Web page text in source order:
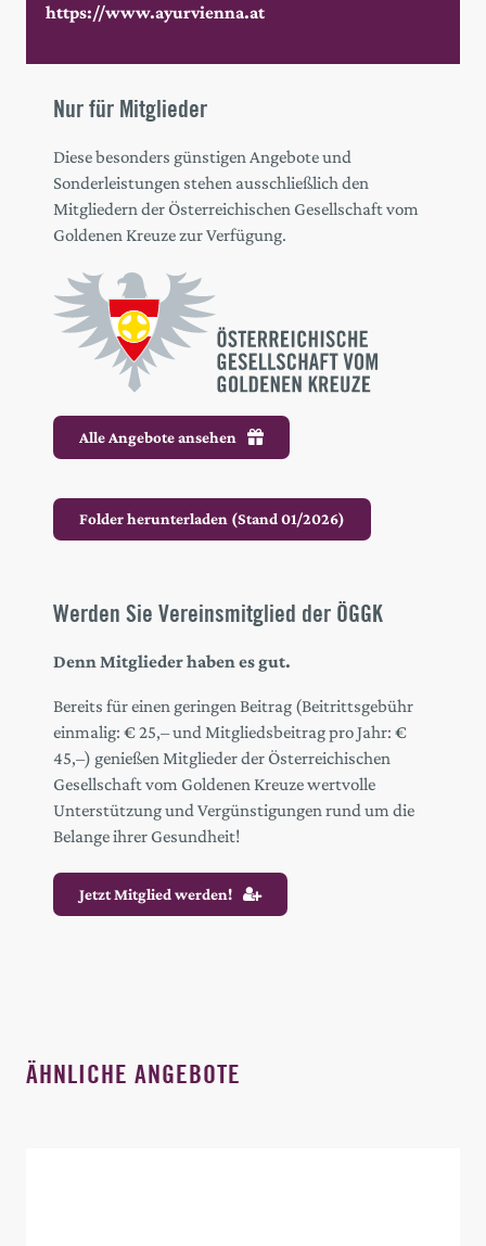
https://www.ayurvienna.at
Nur für Mitglieder
Diese besonders günstigen Angebote und
Sonderleistungen stehen ausschließlich den
Mitgliedern der Österreichischen Gesellschaft vom
Goldenen Kreuze zur Verfügung.
Alle Angebote ansehen
Folder herunterladen (Stand 01/2026)
Werden Sie Vereinsmitglied der ÖGGK
Denn Mitglieder haben es gut.
Bereits für einen geringen Beitrag (Beitrittsgebühr
einmalig: € 25,– und Mitgliedsbeitrag pro Jahr: €
45,–) genießen Mitglieder der Österreichischen
Gesellschaft vom Goldenen Kreuze wertvolle
Unterstützung und Vergünstigungen rund um die
Belange ihrer Gesundheit!
Jetzt Mitglied werden!
ÄHNLICHE ANGEBOTE